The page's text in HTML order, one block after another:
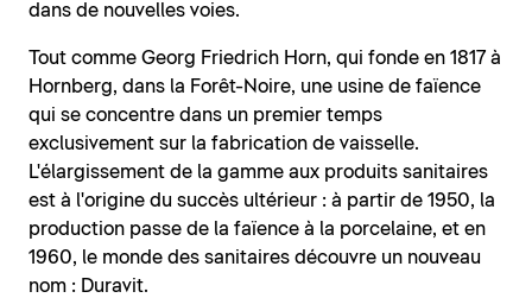
dans de nouvelles voies.
Tout comme Georg Friedrich Horn, qui fonde en 1817 à
Hornberg, dans la Forêt-Noire, une usine de faïence
qui se concentre dans un premier temps
exclusivement sur la fabrication de vaisselle.
L'élargissement de la gamme aux produits sanitaires
est à l'origine du succès ultérieur : à partir de 1950, la
production passe de la faïence à la porcelaine, et en
1960, le monde des sanitaires découvre un nouveau
nom : Duravit.